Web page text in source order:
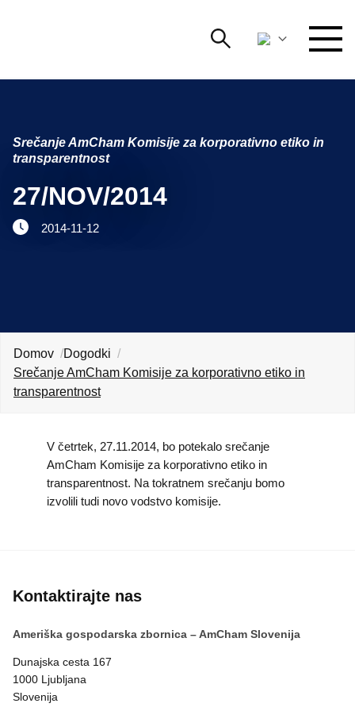
Išči
ZAGOVORNIŠTVO
AmChamYOUNG
MEDNARODNO SODELOVANJE
KOLEDAR DOGODKOV
KONTAKT
GALERIJA
Srečanje AmCham Komisije za korporativno etiko in
transparentnost
27/NOV/2014
2014-11-12
Domov
Dogodki
Srečanje AmCham Komisije za korporativno etiko in
transparentnost
V četrtek, 27.11.2014, bo potekalo srečanje
AmCham Komisije za korporativno etiko in
transparentnost. Na tokratnem srečanju bomo
izvolili tudi novo vodstvo komisije.
Kontaktirajte nas
Ameriška gospodarska zbornica – AmCham Slovenija
Dunajska cesta 167
1000 Ljubljana
Slovenija